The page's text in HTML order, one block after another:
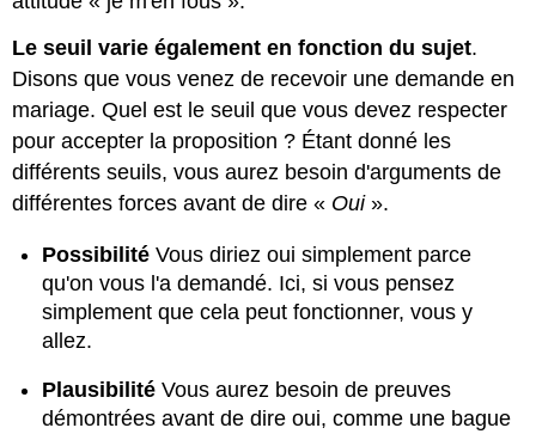
Le seuil varie également en fonction du sujet.
Disons que vous venez de recevoir une demande en
mariage. Quel est le seuil que vous devez respecter
pour accepter la proposition ? Étant donné les
différents seuils, vous aurez besoin d'arguments de
différentes forces avant de dire « Oui».
Possibilité Vous diriez oui simplement parce
qu'on vous l'a demandé. Ici, si vous pensez
simplement que cela peut fonctionner, vous y
allez.
Plausibilité Vous aurez besoin de preuves
démontrées avant de dire oui, comme une bague